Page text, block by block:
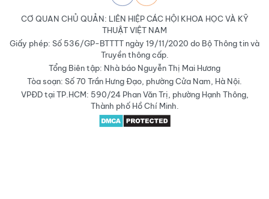
CƠ QUAN CHỦ QUẢN: LIÊN HIỆP CÁC HỘI KHOA HỌC VÀ KỸ
THUẬT VIỆT NAM
Giấy phép: Số 536/GP-BTTTT ngày 19/11/2020 do Bộ Thông tin và
Truyền thông cấp.
Tổng Biên tập: Nhà báo Nguyễn Thị Mai Hương
Tòa soạn: Số 70 Trần Hưng Đạo, phường Cửa Nam, Hà Nội.
VPĐD tại TP.HCM: 590/24 Phan Văn Trị, phường Hạnh Thông,
Thành phố Hồ Chí Minh.